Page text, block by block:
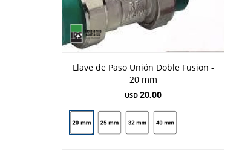
Llave de Paso Unión Doble Fusion -
20 mm
USD 20,00